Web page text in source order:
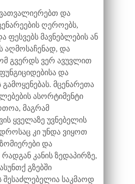
ვათვალიერებთ და
ღეროებს,
მავნებლების ან
აღმოსაჩენად, და
გვერდს ვერ ავუვლით
და
გამოყენებას. მცენარეთა
ასორტიმენტი
მაგრამ
ყველაზე უვნებელის
დროსაც კი უნდა ვიყოთ
და
კანის ზედაპირზე,
გზებში
შესაძლებელია საკმაოდ